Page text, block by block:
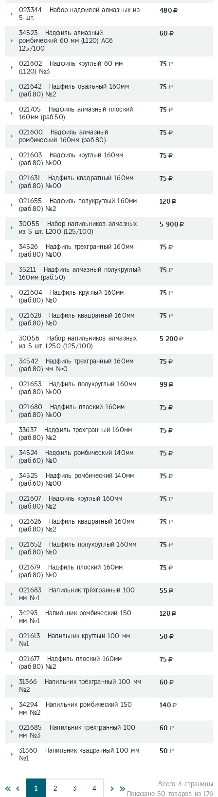
023344 Набор надфилей алмазных из
5 шт.
480 a
34523 Надфиль алмазный
ромбический 60 мм (L120) АС6
125/100
60 a
021602 Надфиль круглый 60 мм
(L120) №3
75 a
021642 Надфиль овальный 160мм
(раб.80) №2
75 a
021705 Надфиль алмазный плоский
160мм (раб.50)
75 a
021600 Надфиль алмазный
ромбический 160мм (раб.80)
75 a
021603 Надфиль круглый 160мм
(раб.80) №00
75 a
021631 Надфиль квадратный 160мм
(раб.80) №00
75 a
021655 Надфиль полукруглый 160мм
(раб.80) №2
120 a
30055 Набор напильников алмазных
из 5 шт. L200 (125/100)
5 900 a
34526 Надфиль трехгранный 160мм
(раб.80) №00
75 a
35211 Надфиль алмазный полукруглый
160мм (раб.50)
75 a
021604 Надфиль круглый 160мм
(раб.80) №0
75 a
021628 Надфиль квадратный 160мм
(раб.80) №0
75 a
30056 Набор напильников алмазных
из 5 шт. L250 (125/100)
5 200 a
34542 Надфиль трехгранный 160мм
(раб.80) мм №0
75 a
021653 Надфиль полукруглый 160мм
(раб.80) №00
99 a
021680 Надфиль плоский 160мм
(раб.80) №00
75 a
33637 Надфиль трехгранный 160мм
(раб.80) №2
75 a
34524 Надфиль ромбический 140мм
(раб.60) №0
75 a
34525 Надфиль ромбический 140мм
(раб.60) №00
75 a
021607 Надфиль круглый 160мм
(раб.80) №2
75 a
021626 Надфиль квадратный 160мм
(раб.80) №2
75 a
021652 Надфиль полукруглый 160мм
(раб.80) №0
75 a
021679 Надфиль плоский 160мм
(раб.80) №0
75 a
021683 Напильник трёхгранный 100
мм №1
55 a
34293 Напильник ромбический 150
мм №1
120 a
021613 Напильник круглый 100 мм
№1
50 a
021677 Надфиль плоский 160мм
(раб.80) №2
75 a
31366 Напильник трёхгранный 100 мм
№2
60 a
34294 Напильник ромбический 150
мм №2
140 a
021685 Напильник трёхгранный 100
мм №3
60 a
31360 Напильник квадратный 100 мм
№1
50 a
1 2 3 4
Всего 4 страницы
Показано 50 товаров из 176